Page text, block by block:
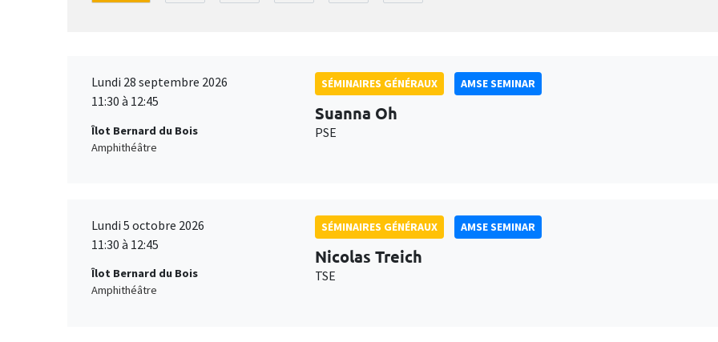
Lundi 28 septembre 2026
11:30 à 12:45
Îlot Bernard du Bois
Amphithéâtre
SÉMINAIRES GÉNÉRAUX AMSE SEMINAR
Suanna Oh
PSE
Lundi 5 octobre 2026
11:30 à 12:45
Îlot Bernard du Bois
Amphithéâtre
SÉMINAIRES GÉNÉRAUX AMSE SEMINAR
Nicolas Treich
TSE